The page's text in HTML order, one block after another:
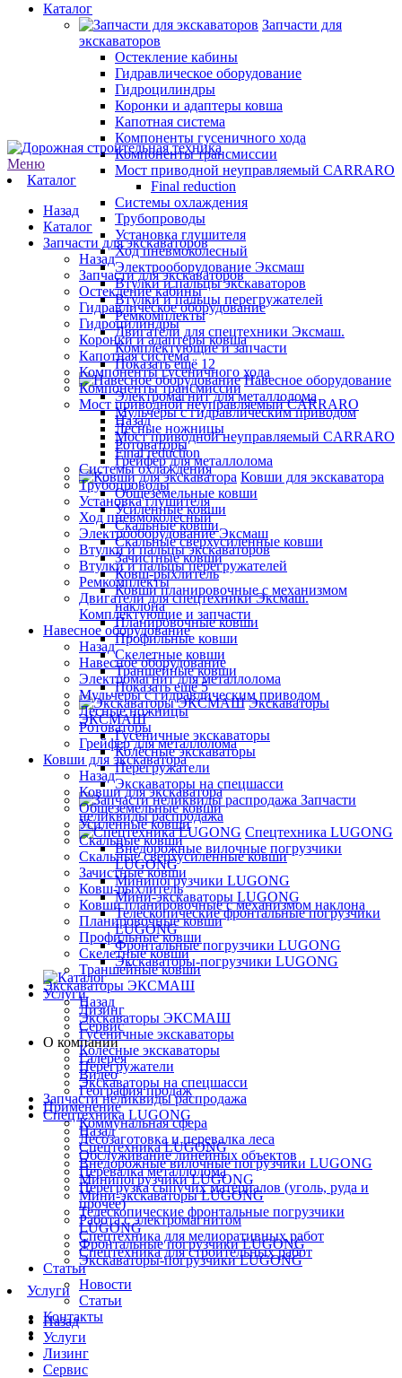
Каталог
Запчасти для
экскаваторов
Остекление кабины
Гидравлическое оборудование
Гидроцилиндры
Коронки и адаптеры ковша
Капотная система
Компоненты гусеничного хода
Компоненты трансмиссии
Мост приводной неуправляемый CARRARO
Final reduction
Системы охлаждения
Трубопроводы
Установка глушителя
Ход пневмоколесный
Электрооборудование Эксмаш
Втулки и пальцы экскаваторов
Втулки и пальцы перегружателей
Ремкомплекты
Двигатели для спецтехники Эксмаш.
Комплектующие и запчасти
Показать ещё 12
Навесное оборудование
Электромагнит для металлолома
Мульчеры с гидравлическим приводом
Лесные ножницы
Ротоваторы
Грейфер для металлолома
Ковши для экскаватора
Общеземельные ковши
Усиленные ковши
Скальные ковши
Скальные сверхусиленные ковши
Зачистные ковши
Ковш-рыхлитель
Ковши планировочные с механизмом
наклона
Планировочные ковши
Профильные ковши
Скелетные ковши
Траншейные ковши
Показать ещё 5
Экскаваторы
ЭКСМАШ
Гусеничные экскаваторы
Колёсные экскаваторы
Перегружатели
Экскаваторы на спецшасси
Запчасти
неликвиды распродажа
Спецтехника LUGONG
Внедорожные вилочные погрузчики
LUGONG
Минипогрузчики LUGONG
Мини-экскаваторы LUGONG
Телескопические фронтальные погрузчики
LUGONG
Фронтальные погрузчики LUGONG
Экскаваторы-погрузчики LUGONG
Услуги
Лизинг
Сервис
О компании
Галерея
Видео
География продаж
Применение
Коммунальная сфера
Лесозаготовка и перевалка леса
Обслуживание линейных объектов
Перевалка металлолома
Перегрузка сыпучих материалов (уголь, руда и
прочее)
Работа с электромагнитом
Спецтехника для мелиоративных работ
Спецтехника для строительных работ
Статьи
Новости
Статьи
Контакты
Меню
Каталог
Назад
Каталог
Запчасти для экскаваторов
Назад
Запчасти для экскаваторов
Остекление кабины
Гидравлическое оборудование
Гидроцилиндры
Коронки и адаптеры ковша
Капотная система
Компоненты гусеничного хода
Компоненты трансмиссии
Мост приводной неуправляемый CARRARO
Назад
Мост приводной неуправляемый CARRARO
Final reduction
Системы охлаждения
Трубопроводы
Установка глушителя
Ход пневмоколесный
Электрооборудование Эксмаш
Втулки и пальцы экскаваторов
Втулки и пальцы перегружателей
Ремкомплекты
Двигатели для спецтехники Эксмаш.
Комплектующие и запчасти
Навесное оборудование
Назад
Навесное оборудование
Электромагнит для металлолома
Мульчеры с гидравлическим приводом
Лесные ножницы
Ротоваторы
Грейфер для металлолома
Ковши для экскаватора
Назад
Ковши для экскаватора
Общеземельные ковши
Усиленные ковши
Скальные ковши
Скальные сверхусиленные ковши
Зачистные ковши
Ковш-рыхлитель
Ковши планировочные с механизмом наклона
Планировочные ковши
Профильные ковши
Скелетные ковши
Траншейные ковши
Экскаваторы ЭКСМАШ
Назад
Экскаваторы ЭКСМАШ
Гусеничные экскаваторы
Колёсные экскаваторы
Перегружатели
Экскаваторы на спецшасси
Запчасти неликвиды распродажа
Спецтехника LUGONG
Назад
Спецтехника LUGONG
Внедорожные вилочные погрузчики LUGONG
Минипогрузчики LUGONG
Мини-экскаваторы LUGONG
Телескопические фронтальные погрузчики
LUGONG
Фронтальные погрузчики LUGONG
Экскаваторы-погрузчики LUGONG
Услуги
Назад
Услуги
Лизинг
Сервис